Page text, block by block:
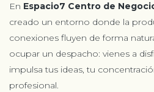
En Espacio7 Centro de
creado un entorno donde la
conexiones fluyen de forma
ocupar un despacho: vienes a
impulsa tus ideas, tu
profesional.